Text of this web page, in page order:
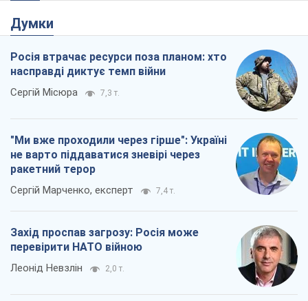
Думки
Росія втрачає ресурси поза планом: хто
насправді диктує темп війни
Сергій Місюра 7,3 т.
"Ми вже проходили через гірше": Україні
не варто піддаватися зневірі через
ракетний терор
Сергій Марченко, експерт 7,4 т.
Захід проспав загрозу: Росія може
перевірити НАТО війною
Леонід Невзлін 2,0 т.